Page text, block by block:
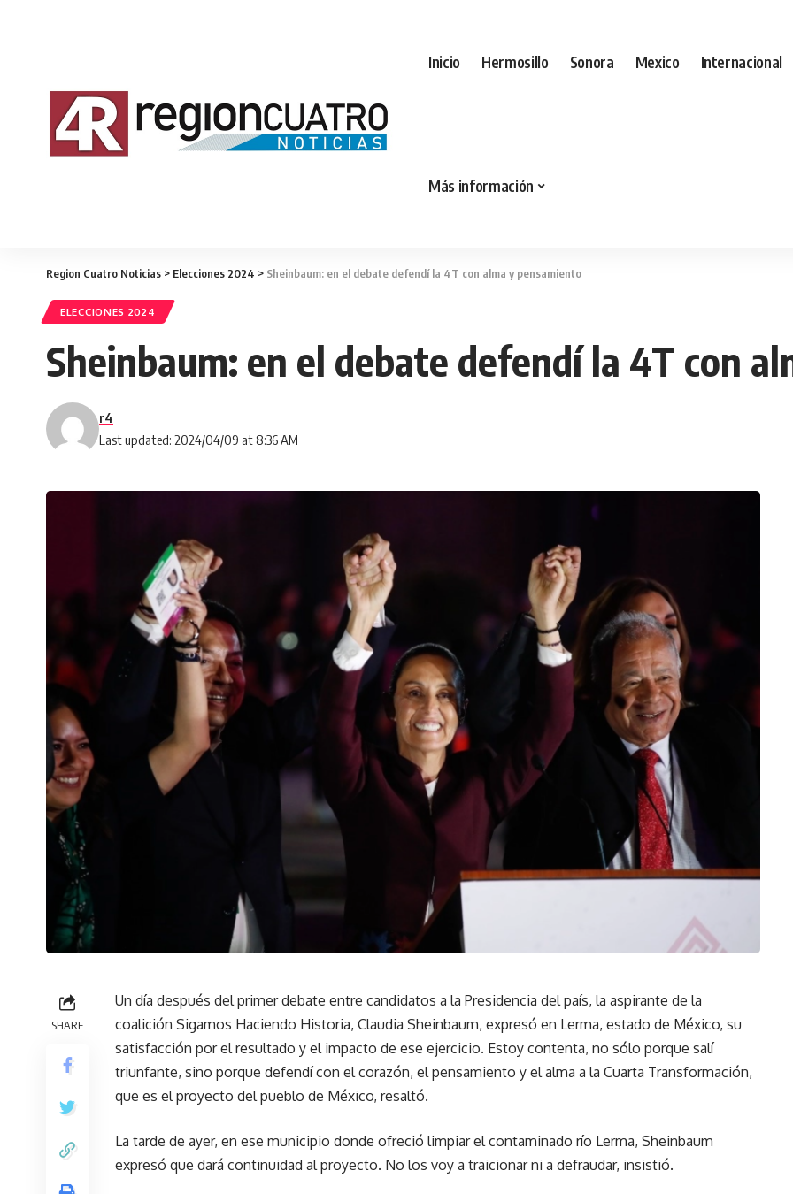
Inicio Hermosillo Sonora Mexico Internacional
Más información
Region Cuatro Noticias > Elecciones 2024 > Sheinbaum: en el debate defendí la 4T con alma y pensamiento
ELECCIONES 2024
Sheinbaum: en el debate defendí la 4T con
Last updated: 2024/04/09 at 8:36 AM
r4
SHARE
Un día después del primer debate entre candidatos a la Presidencia del país, la aspirante de la
coalición Sigamos Haciendo Historia, Claudia Sheinbaum, expresó en Lerma, estado de México, su
satisfacción por el resultado y el impacto de ese ejercicio. Estoy contenta, no sólo porque salí
triunfante, sino porque defendí con el corazón, el pensamiento y el alma a la Cuarta Transformación,
que es el proyecto del pueblo de México, resaltó.
La tarde de ayer, en ese municipio donde ofreció limpiar el contaminado río Lerma, Sheinbaum
expresó que dará continuidad al proyecto. No los voy a traicionar ni a defraudar, insistió.